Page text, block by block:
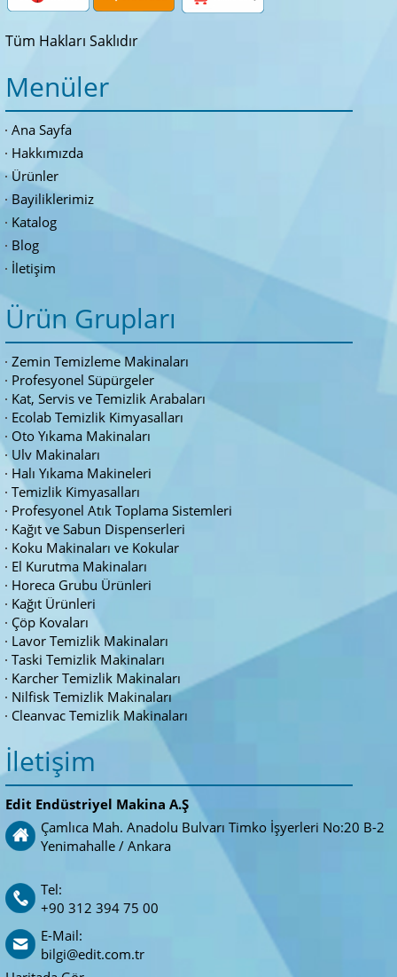
Tüm Hakları Saklıdır
Menüler
Ana Sayfa
Hakkımızda
Ürünler
Bayiliklerimiz
Katalog
Blog
İletişim
Ürün Grupları
Zemin Temizleme Makinaları
Profesyonel Süpürgeler
Kat, Servis ve Temizlik Arabaları
Ecolab Temizlik Kimyasalları
Oto Yıkama Makinaları
Ulv Makinaları
Halı Yıkama Makineleri
Temizlik Kimyasalları
Profesyonel Atık Toplama Sistemleri
Kağıt ve Sabun Dispenserleri
Koku Makinaları ve Kokular
El Kurutma Makinaları
Horeca Grubu Ürünleri
Kağıt Ürünleri
Çöp Kovaları
Lavor Temizlik Makinaları
Taski Temizlik Makinaları
Karcher Temizlik Makinaları
Nilfisk Temizlik Makinaları
Cleanvac Temizlik Makinaları
İletişim
Edit Endüstriyel Makina A.Ş
Çamlıca Mah. Anadolu Bulvarı Timko İşyerleri No:20 B-2
Yenimahalle / Ankara
Tel:
+90 312 394 75 00
E-Mail:
bilgi@edit.com.tr